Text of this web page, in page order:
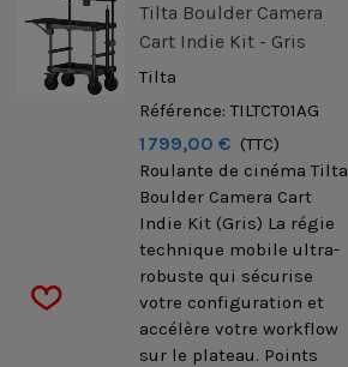
Tilta Boulder Camera
Cart Indie Kit - Gris
Tilta
Référence: TILTCT01AG
1 799,00 € (TTC)
Roulante de cinéma Tilta
Boulder Camera Cart
Indie Kit (Gris) La régie
technique mobile ultra-
robuste qui sécurise
votre configuration et
accélère votre workflow
sur le plateau. Points